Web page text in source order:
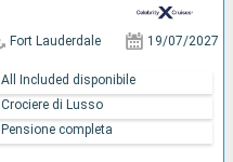
Fort Lauderdale 19/07/2027
All Included disponibile
Crociere di Lusso
Pensione completa